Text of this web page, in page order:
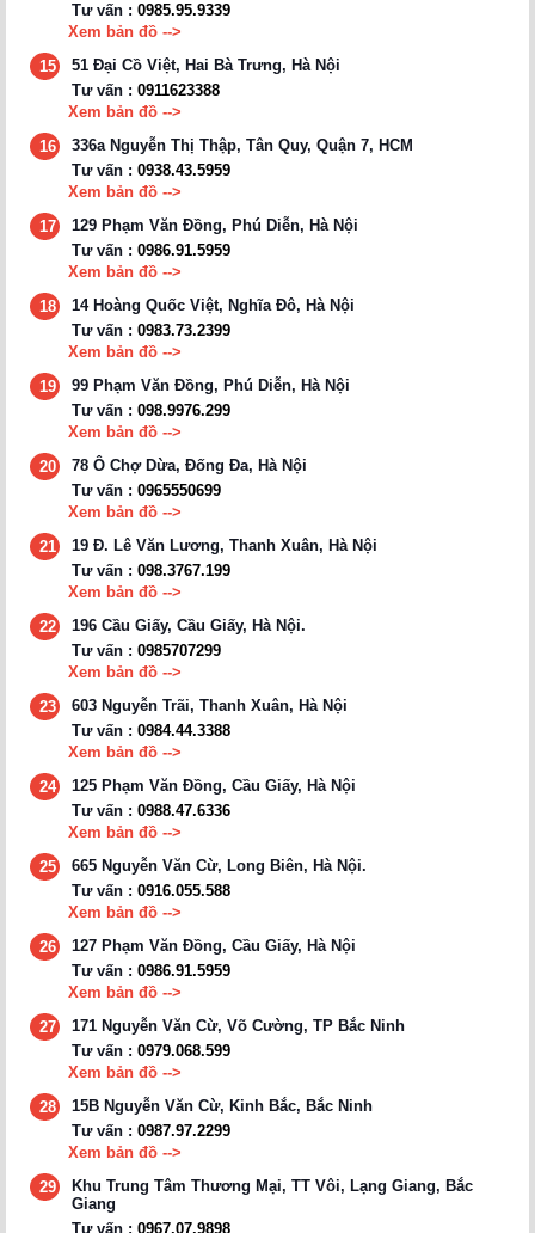
Tư vấn : 0985.95.9339
Xem bản đồ -->
15
51 Đại Cồ Việt, Hai Bà Trưng, Hà Nội
Tư vấn : 0911623388
Xem bản đồ -->
16
336a Nguyễn Thị Thập, Tân Quy, Quận 7, HCM
Tư vấn : 0938.43.5959
Xem bản đồ -->
17
129 Phạm Văn Đồng, Phú Diễn, Hà Nội
Tư vấn : 0986.91.5959
Xem bản đồ -->
18
14 Hoàng Quốc Việt, Nghĩa Đô, Hà Nội
Tư vấn : 0983.73.2399
Xem bản đồ -->
19
99 Phạm Văn Đồng, Phú Diễn, Hà Nội
Tư vấn : 098.9976.299
Xem bản đồ -->
20
78 Ô Chợ Dừa, Đống Đa, Hà Nội
Tư vấn : 0965550699
Xem bản đồ -->
21
19 Đ. Lê Văn Lương, Thanh Xuân, Hà Nội
Tư vấn : 098.3767.199
Xem bản đồ -->
22
196 Cầu Giấy, Cầu Giấy, Hà Nội.
Tư vấn : 0985707299
Xem bản đồ -->
23
603 Nguyễn Trãi, Thanh Xuân, Hà Nội
Tư vấn : 0984.44.3388
Xem bản đồ -->
24
125 Phạm Văn Đồng, Cầu Giấy, Hà Nội
Tư vấn : 0988.47.6336
Xem bản đồ -->
25
665 Nguyễn Văn Cừ, Long Biên, Hà Nội.
Tư vấn : 0916.055.588
Xem bản đồ -->
26
127 Phạm Văn Đồng, Cầu Giấy, Hà Nội
Tư vấn : 0986.91.5959
Xem bản đồ -->
27
171 Nguyễn Văn Cừ, Võ Cường, TP Bắc Ninh
Tư vấn : 0979.068.599
Xem bản đồ -->
28
15B Nguyễn Văn Cừ, Kinh Bắc, Bắc Ninh
Tư vấn : 0987.97.2299
Xem bản đồ -->
29
Khu Trung Tâm Thương Mại, TT Vôi, Lạng Giang, Bắc
Giang
Tư vấn : 0967.07.9898